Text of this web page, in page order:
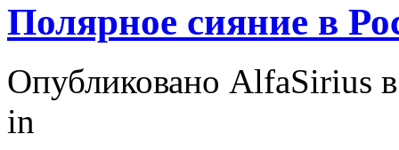
Полярное сияние в
Опубликовано AlfaSirius
in